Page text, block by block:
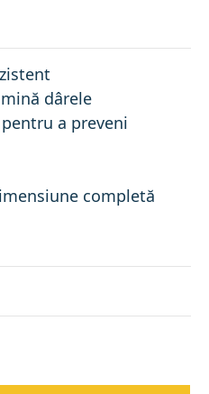
dârele
a preveni
completă